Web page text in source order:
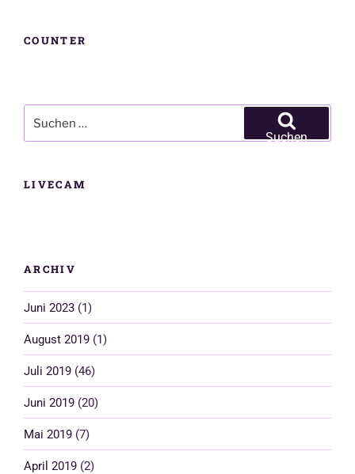
COUNTER
nach:
Suchen
LIVECAM
ARCHIV
Juni 2023 (1)
August 2019 (1)
Juli 2019 (46)
Juni 2019 (20)
Mai 2019 (7)
April 2019 (2)